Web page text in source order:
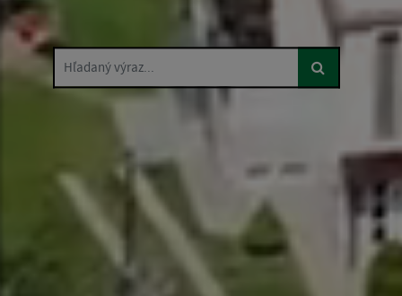
Hľadaný výraz...